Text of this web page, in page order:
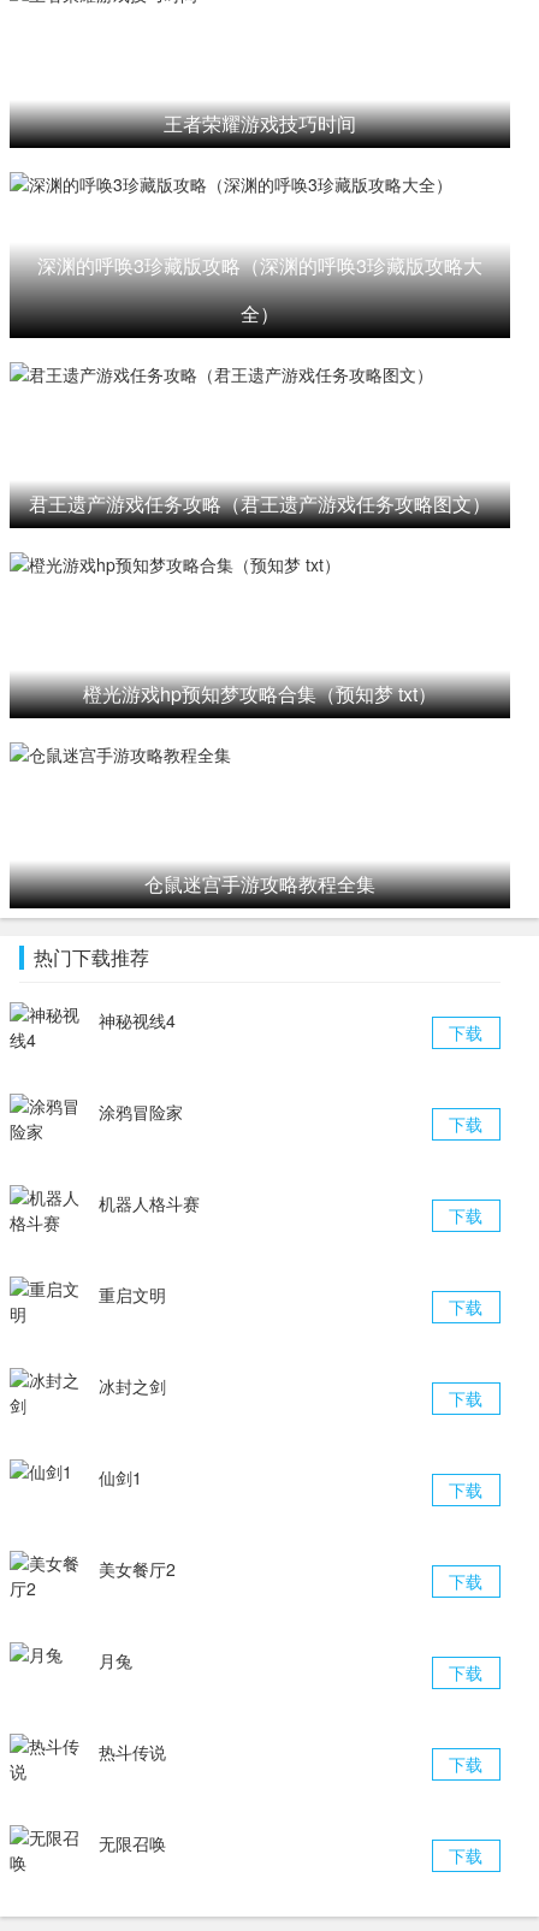
王者荣耀游戏技巧时间
深渊的呼唤3珍藏版攻略（深渊的呼唤3珍藏版攻略大
全）
君王遗产游戏任务攻略（君王遗产游戏任务攻略图文）
橙光游戏hp预知梦攻略合集（预知梦 txt）
仓鼠迷宫手游攻略教程全集
热门下载推荐
下载
神秘视线4
下载
涂鸦冒险家
下载
机器人格斗赛
下载
重启文明
下载
冰封之剑
下载
仙剑1
下载
美女餐厅2
下载
月兔
下载
热斗传说
下载
无限召唤